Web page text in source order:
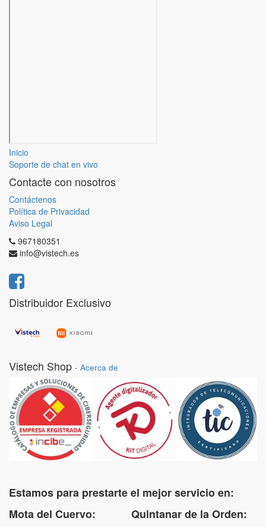
Inicio
Soporte de chat en vivo
Contacte con nosotros
Contáctenos
Política de Privacidad
Aviso Legal
967180351
info@vistech.es
Distribuidor Exclusivo
Vistech Shop - Acerca de
Estamos para prestarte el mejor servicio en:
Mota del Cuervo: Quintanar de la Orden: